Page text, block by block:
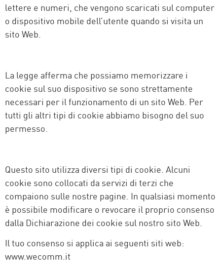
lettere e numeri, che vengono scaricati sul computer
o dispositivo mobile dell’utente quando si visita un
sito Web.
La legge afferma che possiamo memorizzare i
cookie sul suo dispositivo se sono strettamente
necessari per il funzionamento di un sito Web. Per
tutti gli altri tipi di cookie abbiamo bisogno del suo
permesso.
Questo sito utilizza diversi tipi di cookie. Alcuni
cookie sono collocati da servizi di terzi che
compaiono sulle nostre pagine. In qualsiasi momento
è possibile modificare o revocare il proprio consenso
dalla Dichiarazione dei cookie sul nostro sito Web.
Il tuo consenso si applica ai seguenti siti web:
www.wecomm.it